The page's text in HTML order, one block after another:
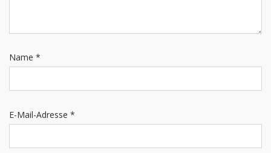
Name *
E-Mail-Adresse *